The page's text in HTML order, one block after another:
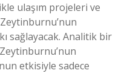
ulaşım projeleri ve
sağlayacak. Analitik bir
Zeytinburnu’nun
etkisiyle sadece